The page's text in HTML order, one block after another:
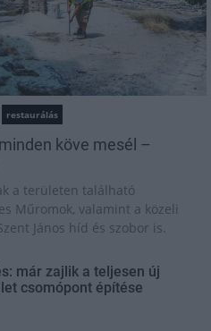
restaurálás
köve mesél –
a területen található
Műromok, valamint a közeli
János híd és szobor is.
már zajlik a teljesen új
csomópont építése